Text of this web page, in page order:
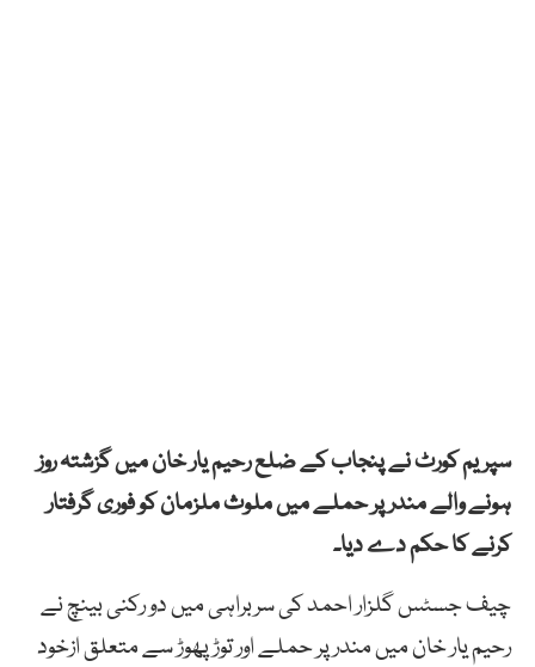
سپریم کورٹ نے پنجاب کے ضلع رحیم یار خان میں گزشتہ روز
ہونے والے مندر پر حملے میں ملوث ملزمان کو فوری گرفتار
کرنے کا حکم دے دیا۔
چیف جسٹس گلزار احمد کی سربراہی میں دو رکنی بینچ نے
رحیم یار خان میں مندر پر حملے اور توڑ پھوڑ سے متعلق ازخود